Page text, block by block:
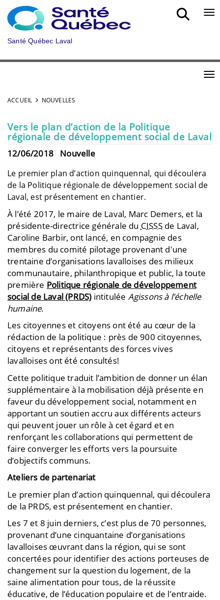
Aller au menu principal
Santé Québec Laval
ACCUEIL NOUVELLES
Vers le plan d’action de la Politique
régionale de développement social de Laval
12/06/2018 Nouvelle
Le premier plan d’action quinquennal, qui découlera
de la Politique régionale de développement social de
Laval, est présentement en chantier.
À l’été 2017, le maire de Laval, Marc Demers, et la
présidente-directrice générale du CISSSde Laval,
Caroline Barbir, ont lancé, en compagnie des
membres du comité pilotage provenant d'une
trentaine d’organisations lavalloises des milieux
communautaire, philanthropique et public, la toute
première Politique régionale de développement
social de Laval (PRDS) intitulée Agissons à l’échelle
humaine.
Les citoyennes et citoyens ont été au cœur de la
rédaction de la politique : près de 900 citoyennes,
citoyens et représentants des forces vives
lavalloises ont été consultés!
Cette politique traduit l’ambition de donner un élan
supplémentaire à la mobilisation déjà présente en
faveur du développement social, notamment en
apportant un soutien accru aux différents acteurs
qui peuvent jouer un rôle à cet égard et en
renforçant les collaborations qui permettent de
faire converger les efforts vers la poursuite
d’objectifs communs.
Ateliers de partenariat
Le premier plan d’action quinquennal, qui découlera
de la PRDS, est présentement en chantier.
Les 7 et 8 juin derniers, c’est plus de 70 personnes,
provenant d’une cinquantaine d’organisations
lavalloises œuvrant dans la région, qui se sont
concertées pour identifier des actions porteuses de
changement sur la question du logement, de la
saine alimentation pour tous, de la réussite
éducative, de l’éducation populaire et de l’entraide.